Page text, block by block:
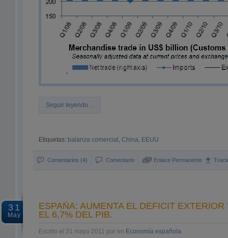
Seguir leyendo…
Etiquetas: balanza comercial , China, EEUU
Comentarios (4) Comentario Enlace Permanente
31
May
ESPAÑA: AUMENTA EL DÉFICIT
EL 6,7% DEL PIB.
Escrito el 31 mayo 2011 por en Economía española